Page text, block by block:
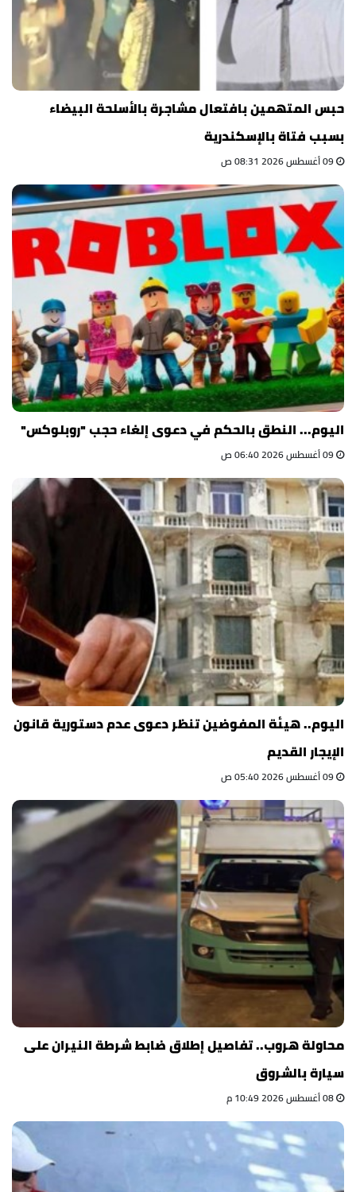
حبس المتهمين بافتعال مشاجرة بالأسلحة البيضاء
بسبب فتاة بالإسكندرية
اليوم... النطق بالحكم في دعوى إلغاء حجب "روبلوكس"
اليوم.. هيئة المفوضين تنظر دعوى عدم دستورية قانون
الإيجار القديم
محاولة هروب.. تفاصيل إطلاق ضابط شرطة النيران على
سيارة بالشروق